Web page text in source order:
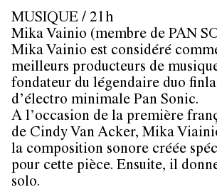
MUSIQUE / 21h
Mika Vainio (membre de PAN
Mika Vainio est considéré
meilleurs producteurs de
fondateur du légendaire duo
d’électro minimale Pan Sonic.
A l’occasion de la première
de Cindy Van Acker, Mika
la composition sonore créée
pour cette pièce. Ensuite, il
solo.